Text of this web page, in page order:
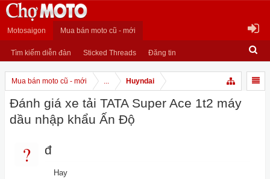
Motosaigon Mua bán moto cũ - mới
Tìm kiếm diễn đàn Sticked Threads Đăng tin
Mua bán moto cũ - mới ... Huyndai
Đánh giá xe tải TATA Super Ace 1t2 máy
dầu nhập khẩu Ấn Độ
? đ
Hay